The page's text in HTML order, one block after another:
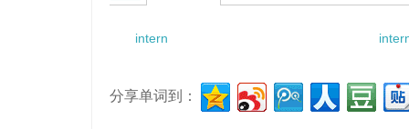
intern
分享单词到：